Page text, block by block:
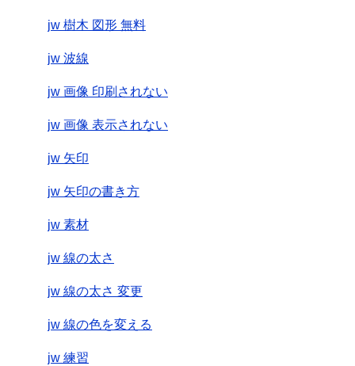
jw 樹木 図形 無料
jw 波線
jw 画像 印刷されない
jw 画像 表示されない
jw 矢印
jw 矢印の書き方
jw 素材
jw 線の太さ
jw 線の太さ 変更
jw 線の色を変える
jw 練習